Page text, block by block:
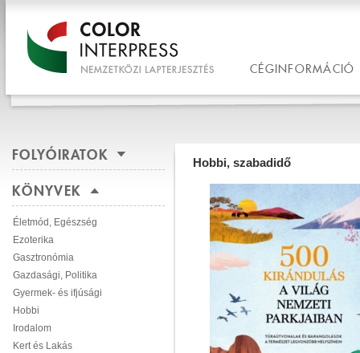
CÉGINFORMÁCIÓ
FOLYÓIRATOK
KÖNYVEK
Életmód, Egészség
Ezoterika
Gasztronómia
Gazdasági, Politika
Gyermek- és ifjúsági
Hobbi
Irodalom
Kert és Lakás
Hobbi, szabadidő